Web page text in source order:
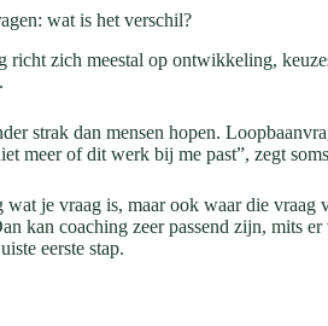
wat is het verschil?
zich meestal op ontwikkeling,
strak dan mensen hopen.
meer of dit werk bij me past”, zegt
wat je vraag is, maar ook waar die
kan coaching zeer passend zijn, mits
eerste stap.